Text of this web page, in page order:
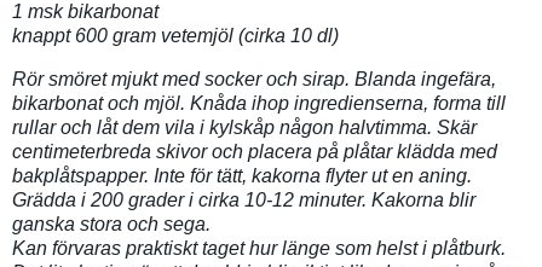
1 msk bikarbonat
knappt 600 gram vetemjöl (cirka 10 dl)
Rör smöret mjukt med socker och sirap. Blanda ingefära,
bikarbonat och mjöl. Knåda ihop ingredienserna, forma till
rullar och låt dem vila i kylskåp någon halvtimma. Skär
centimeterbreda skivor och placera på plåtar klädda med
bakplåtspapper. Inte för tätt, kakorna flyter ut en aning.
Grädda i 200 grader i cirka 10-12 minuter. Kakorna blir
ganska stora och sega.
Kan förvaras praktiskt taget hur länge som helst i plåtburk.